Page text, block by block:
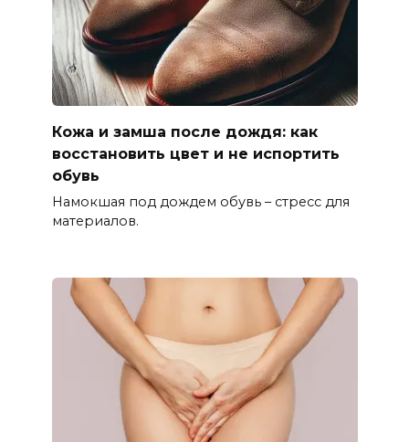
Кожа и замша после дождя: как
восстановить цвет и не испортить
обувь
Намокшая под дождем обувь – стресс для
материалов.